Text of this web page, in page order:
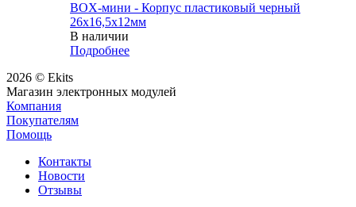
BOX-мини - Корпус пластиковый черный
26х16,5х12мм
В наличии
Подробнее
2026 © Ekits
Магазин электронных модулей
Компания
Покупателям
Помощь
Контакты
Новости
Отзывы